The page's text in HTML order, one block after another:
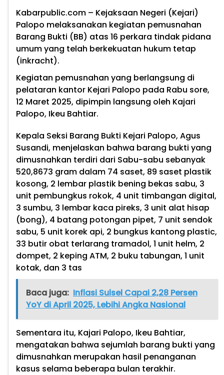
Kabarpublic.com – Kejaksaan Negeri (Kejari)
Palopo melaksanakan kegiatan pemusnahan
Barang Bukti (BB) atas 16 perkara tindak pidana
umum yang telah berkekuatan hukum tetap
(inkracht).
Kegiatan pemusnahan yang berlangsung di
pelataran kantor Kejari Palopo pada Rabu sore,
12 Maret 2025, dipimpin langsung oleh Kajari
Palopo, Ikeu Bahtiar.
Kepala Seksi Barang Bukti Kejari Palopo, Agus
Susandi, menjelaskan bahwa barang bukti yang
dimusnahkan terdiri dari Sabu-sabu sebanyak
520,8673 gram dalam 74 saset, 89 saset plastik
kosong, 2 lembar plastik bening bekas sabu, 3
unit pembungkus rokok, 4 unit timbangan digital,
3 sumbu, 3 lembar kaca pireks, 3 unit alat hisap
(bong), 4 batang potongan pipet, 7 unit sendok
sabu, 5 unit korek api, 2 bungkus kantong plastic,
33 butir obat terlarang tramadol, 1 unit helm, 2
dompet, 2 keping ATM, 2 buku tabungan, 1 unit
kotak, dan 3 tas
Baca juga: Inflasi Sulsel Capai 2,28 Persen
YoY di April 2025, Lebihi Angka Nasional
Sementara itu, Kajari Palopo, Ikeu Bahtiar,
mengatakan bahwa sejumlah barang bukti yang
dimusnahkan merupakan hasil penanganan
kasus selama beberapa bulan terakhir.